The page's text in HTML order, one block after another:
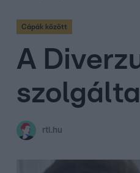
Cápák között
A
rtl.hu